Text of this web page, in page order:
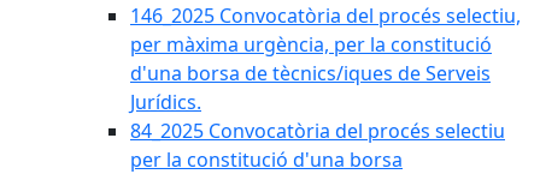
146_2025 Convocatòria del procés selectiu,
per màxima urgència, per la constitució
d'una borsa de tècnics/iques de Serveis
Jurídics.
84_2025 Convocatòria del procés selectiu
per la constitució d'una borsa